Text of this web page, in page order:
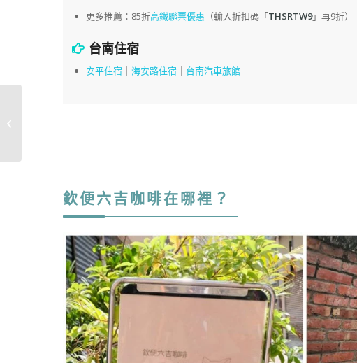
更多推薦：85折高鐵聯票優惠 （輸入折扣碼「THSRTW9」再9折）
台南住宿
安平住宿 ｜海安路住宿 ｜ 台南汽車旅館
欽便六吉咖啡在哪裡？